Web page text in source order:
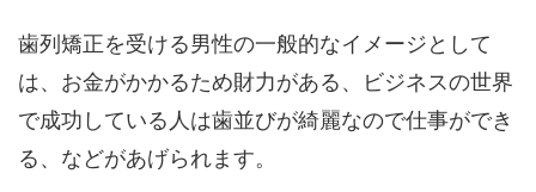
歯列矯正を受ける男性の一般的なイメージとして
は、お金がかかるため財力がある、ビジネスの世界
で成功している人は歯並びが綺麗なので仕事ができ
る、などがあげられます。